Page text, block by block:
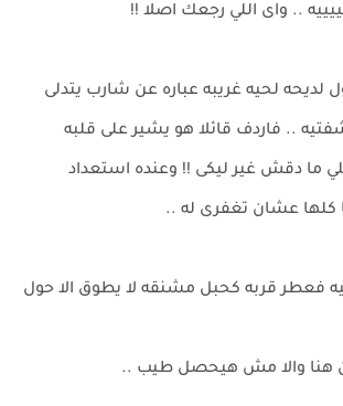
.. واى اللي رجعك اصلا !!
لحيه غريبه عباره عن شارب يتدلى
.. فاردف قائلا هو يشير على قلبه
ما دقش غير ليكى !! وعنده استعداد
كلها عشان تغفرى له ..
فعطر قربه كحبل مشنقه لا يطوق الا حول
والا مش هيحصل طيب ..